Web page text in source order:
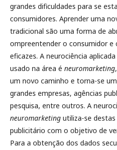
grandes dificuldades para se
consumidores. Aprender uma
tradicional são uma forma de
ompreentender o consumidor e
eficazes. A neurociência
usado na área é neuromarketing
um novo caminho e torna-se
grandes empresas, agências
pesquisa, entre outros. A
neuromarketing utiliza-se
publicitário com o objetivo de
Para a obtenção dos dados